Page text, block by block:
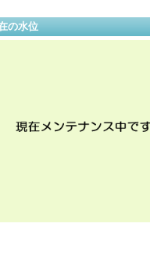
の水位